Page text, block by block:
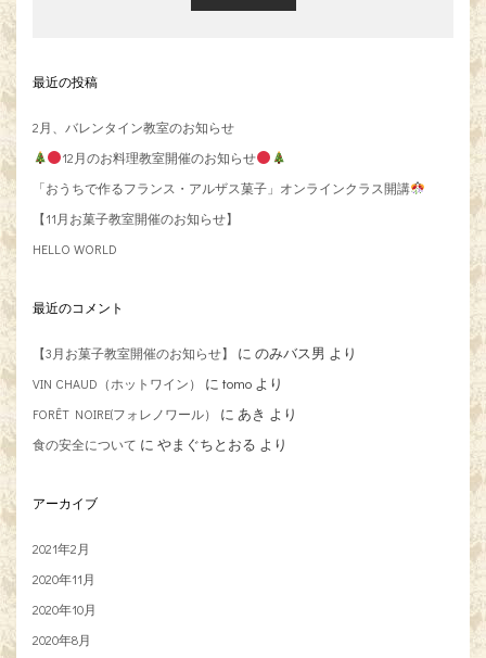
最近の投稿
2月、バレンタイン教室のお知らせ
12月のお料理教室開催のお知らせ
「おうちで作るフランス・アルザス菓子」オンラインクラス開講
【11月お菓子教室開催のお知らせ】
HELLO WORLD
最近のコメント
【3月お菓子教室開催のお知らせ】 に のみバス男 より
VIN CHAUD（ホットワイン） に tomo より
FORÊT NOIRE(フォレノワール） に あき より
食の安全について に やまぐちとおる より
アーカイブ
2021年2月
2020年11月
2020年10月
2020年8月